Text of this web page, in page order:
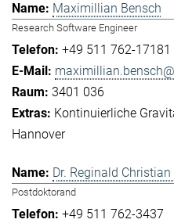
Maximillian Bensch
Research Software Engineer
+49 511 762-17181
3401 036
Kontinuierliche
Hannover
Dr. Reginald
Postdoktorand
+49 511 762-3437